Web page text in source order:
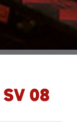
SV 08